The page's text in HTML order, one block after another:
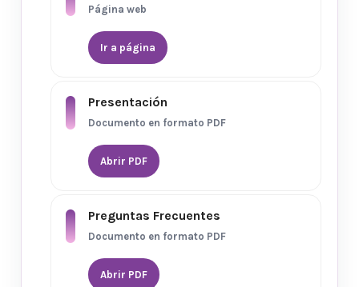
Página web
Ir a página
Presentación
Documento en formato PDF
Abrir PDF
Preguntas Frecuentes
Documento en formato PDF
Abrir PDF